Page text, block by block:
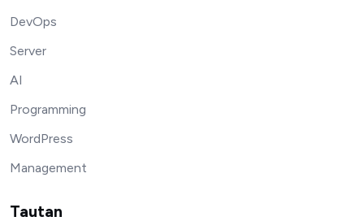
DevOps
Server
AI
Programming
WordPress
Management
Tautan